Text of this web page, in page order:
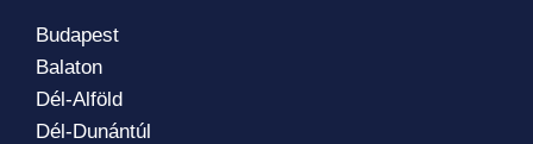
Budapest
Balaton
Dél-Alföld
Dél-Dunántúl